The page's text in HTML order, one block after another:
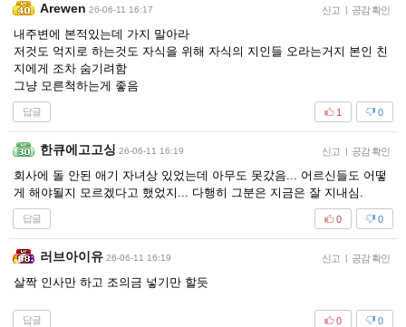
Arewen 26-06-11 16:17 신고 | 공감 확인
내주변에 본적있는데 가지 말아라
저것도 억지로 하는것도 자식을 위해 자식의 지인들 오라는거지 본인 친
지에게 조차 숨기려함
그냥 모른척하는게 좋음
답글 0
1
한큐에고고싱 26-06-11 16:19 신고 | 공감 확인
회사에 돌 안된 애기 자녀상 있었는데 아무도 못갔음... 어르신들도 어떻
게 해야될지 모르겠다고 했었지... 다행히 그분은 지금은 잘 지내심.
답글 0
0
러브아이유 26-06-11 16:19 신고 | 공감 확인
살짝 인사만 하고 조의금 넣기만 할듯
답글 0
0